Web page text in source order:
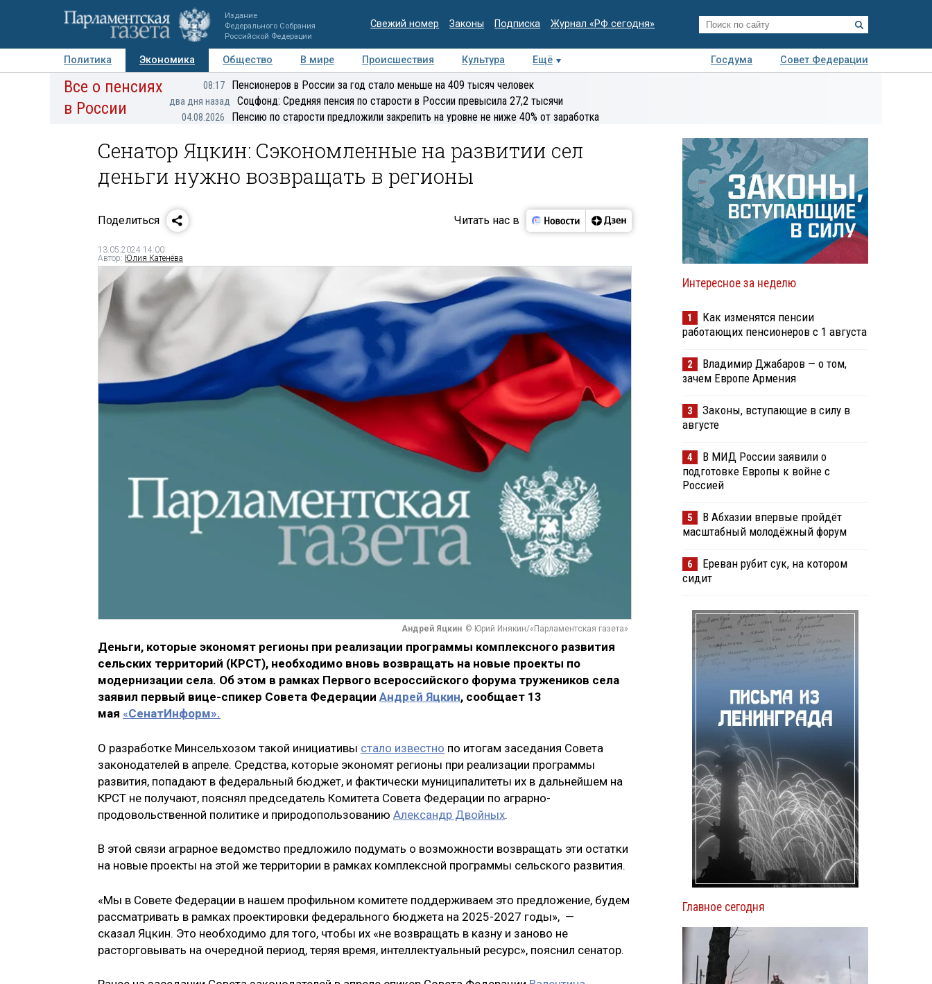
Издание
Федерального Собрания
Российской Федерации
Свежий номер Законы Подписка Журнал «РФ сегодня»
Политика Экономика Общество В мире Происшествия Культура Ещё Госдума
Совет Федерации
Авторы Персоны Мнения Регионы Медиацентр Интервью Колумнисты
Все о пенсиях
в России
08:17 Пенсионеров в России за год стало меньше на 409 тысяч человек
два дня назад Соцфонд: Средняя пенсия по старости в России превысила 27,2 тысячи
04.08.2026 Пенсию по старости предложили закрепить на уровне не ниже 40% от заработка
Сенатор Яцкин: Сэкономленные на развитии сел
деньги нужно возвращать в регионы
Поделиться Читать нас в
13.05.2024 14:00
Автор: Юлия Катенёва
Андрей Яцкин © Юрий Инякин/«Парламентская газета»
Деньги, которые экономят регионы при реализации программы комплексного развития
сельских территорий (КРСТ), необходимо вновь возвращать на новые проекты по
модернизации села. Об этом в рамках Первого всероссийского форума тружеников села
заявил первый вице-спикер Совета Федерации Андрей Яцкин, сообщает 13
мая «СенатИнформ».
О разработке Минсельхозом такой инициативы стало известно по итогам заседания Совета
законодателей в апреле. Средства, которые экономят регионы при реализации программы
развития, попадают в федеральный бюджет, и фактически муниципалитеты их в дальнейшем на
КРСТ не получают, пояснял председатель Комитета Совета Федерации по аграрно-
продовольственной политике и природопользованию Александр Двойных.
В этой связи аграрное ведомство предложило подумать о возможности возвращать эти остатки
на новые проекты на этой же территории в рамках комплексной программы сельского развития.
«Мы в Совете Федерации в нашем профильном комитете поддерживаем это предложение, будем
рассматривать в рамках проектировки федерального бюджета на 2025-2027 годы», —
сказал Яцкин. Это необходимо для того, чтобы их «не возвращать в казну и заново не
расторговывать на очередной период, теряя время, интеллектуальный ресурс», пояснил сенатор.
Интересное за неделю
1
Как изменятся пенсии
работающих пенсионеров с 1 августа
2
Владимир Джабаров — о том,
зачем Европе Армения
3
Законы, вступающие в силу в
августе
4
В МИД России заявили о
подготовке Европы к войне с
Россией
5
В Абхазии впервые пройдёт
масштабный молодёжный форум
6
Ереван рубит сук, на котором
сидит
Главное сегодня